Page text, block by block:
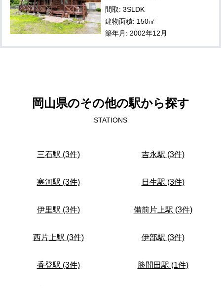
間取: 3SLDK
建物面積: 150㎡
築年月: 2002年12月
岡山県のその他の駅から探す
STATIONS
三石駅 (3件) 吉永駅 (3件)
寒河駅 (3件) 日生駅 (3件)
伊里駅 (3件) 備前片上駅 (3件)
西片上駅 (3件) 伊部駅 (3件)
香登駅 (3件) 勝間田駅 (1件)